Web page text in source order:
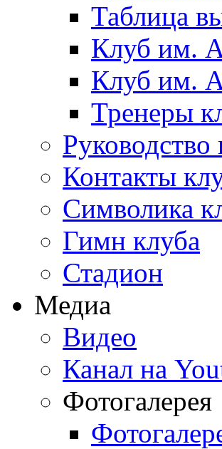
Таблица
Клуб им.
Клуб им.
Тренеры
Руководство
Контакты
Символика
Гимн клуба
Стадион
Медиа
Видео
Канал на
Фотогалерея